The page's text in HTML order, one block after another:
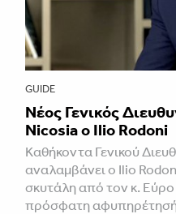
GUIDE
Νέος Γενικός
Nicosia ο Ilio Rodoni
Καθήκοντα Γενικού
αναλαμβάνει ο Ilio
σκυτάλη από τον κ. Εύρο
πρόσφατη